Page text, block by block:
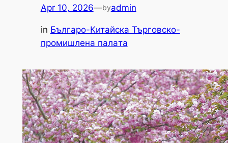
Apr 10, 2026—byadmin
in Българо-Китайска Търговско-
промишлена палaта